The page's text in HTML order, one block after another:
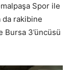
Spor ile
da rakibine
Bursa 3’üncüsü